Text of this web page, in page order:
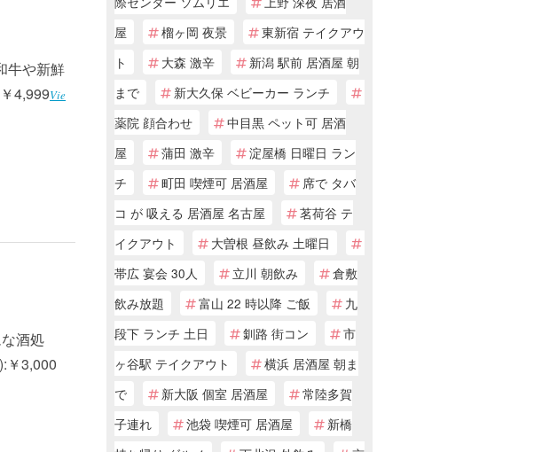
や新鮮
4,999Vie
酒処
￥3,000
屋
榴ヶ岡 夜景
東新宿 テイクアウ
ト
大森 激辛
新潟 駅前 居酒屋 朝
まで
新大久保 ベビーカー ランチ
薬院 顔合わせ
中目黒 ペット可 居酒
屋
蒲田 激辛
淀屋橋 日曜日 ラン
チ
町田 喫煙可 居酒屋
席で タバ
コ が 吸える 居酒屋 名古屋
茗荷谷 テ
イクアウト
大曽根 昼飲み 土曜日
帯広 宴会 30人
立川 朝飲み
倉敷
飲み放題
富山 22 時以降 ご飯
九
段下 ランチ 土日
釧路 街コン
市
ヶ谷駅 テイクアウト
横浜 居酒屋 朝ま
で
新大阪 個室 居酒屋
常陸多賀
子連れ
池袋 喫煙可 居酒屋
新橋